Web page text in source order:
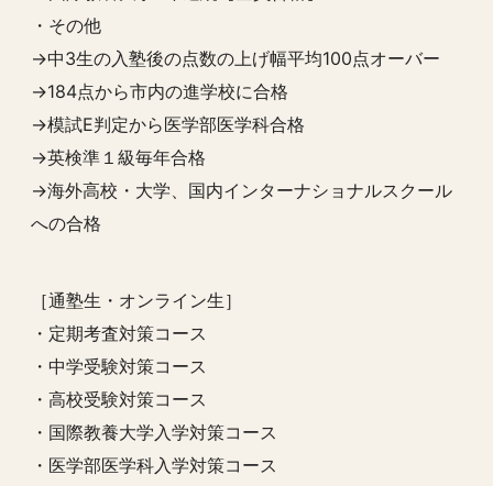
・その他
→中3生の入塾後の点数の上げ幅平均100点オーバー
→184点から市内の進学校に合格
→模試E判定から医学部医学科合格
→英検準１級毎年合格
→海外高校・大学、国内インターナショナルスクール
への合格
［通塾生・オンライン生］
・定期考査対策コース
・中学受験対策コース
・高校受験対策コース
・国際教養大学入学対策コース
・医学部医学科入学対策コース